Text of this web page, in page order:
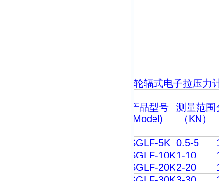
轮辐式电子拉压力
产品型号
(Model)
测量范围
（KN）
SGLF-5K 0.5-5
SGLF-10K1-10
SGLF-20K2-20